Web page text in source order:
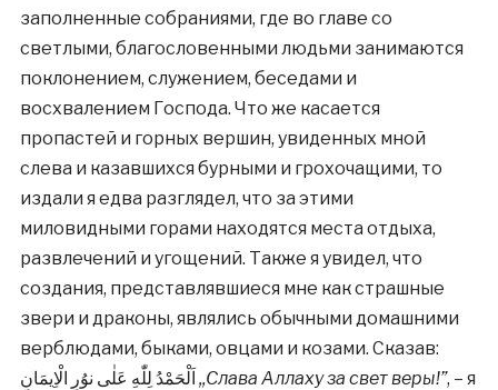
заполненные собраниями, где во главе со
светлыми, благословенными людьми занимаются
поклонением, служением, беседами и
восхвалением Господа. Что же касается
пропастей и горных вершин, увиденных мной
слева и казавшихся бурными и грохочащими, то
издали я едва разглядел, что за этими
миловидными горами находятся места отдыха,
развлечений и угощений. Также я увидел, что
создания, представлявшиеся мне как страшные
звери и драконы, являлись обычными домашними
верблюдами, быками, овцами и козами. Сказав:
,,Слава Аллаху за свет веры!”, – я